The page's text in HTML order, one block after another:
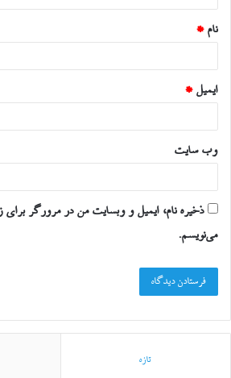
*
نام *
ایمیل *
وب‌ سایت
ذخیره نام، ایمیل و وبسایت من در مرورگر برای
می‌نویسم.
تازه